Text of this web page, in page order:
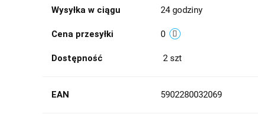
Wysyłka w ciągu 24 godziny
Cena przesyłki 0
Dostępność 2 szt
EAN 5902280032069